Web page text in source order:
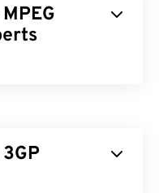
O formato de
usando